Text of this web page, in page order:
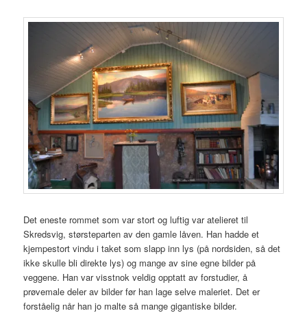
Det eneste rommet som var stort og luftig var atelieret til
Skredsvig, størsteparten av den gamle låven. Han hadde et
kjempestort vindu i taket som slapp inn lys (på nordsiden, så det
ikke skulle bli direkte lys) og mange av sine egne bilder på
veggene. Han var visstnok veldig opptatt av forstudier, å
prøvemale deler av bilder før han lage selve maleriet. Det er
forståelig når han jo malte så mange gigantiske bilder.